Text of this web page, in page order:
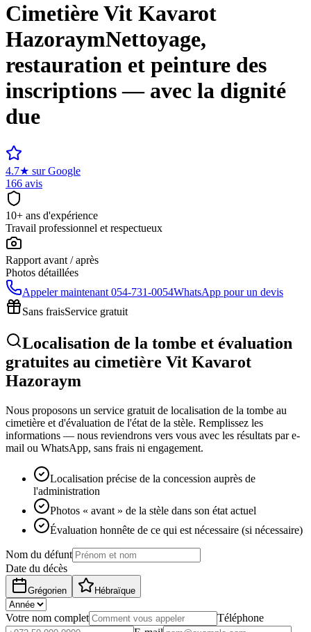
CimetièreVit Kavarot
HazoraymNettoyage,
restauration et peinture des
inscriptions — avec la dignité
due
4.7★ sur Google
166 avis
10+ ans d'expérience
Travail professionnel et respectueux
Rapport avant / après
Photos détaillées
Appeler maintenant 054-731-0054WhatsApp pour un devis
Sans fraisService gratuit
Localisation de la tombe et évaluation
gratuites au cimetière Vit Kavarot
Hazoraym
Nous proposons un service gratuit de localisation de la tombe au
cimetière et d'évaluation de l'état de la stèle. Remplissez les
informations — nous reviendrons vers vous avec les résultats par e-
mail ou WhatsApp, sans frais ni engagement.
Localisation précise de la concession auprès de
l'administration
Photos « avant » de la stèle dans son état actuel
Évaluation honnête de ce qui est nécessaire (si nécessaire)
Nom du défunt
Date du décès
Grégorien Hébraïque
Votre nom complet
Téléphone